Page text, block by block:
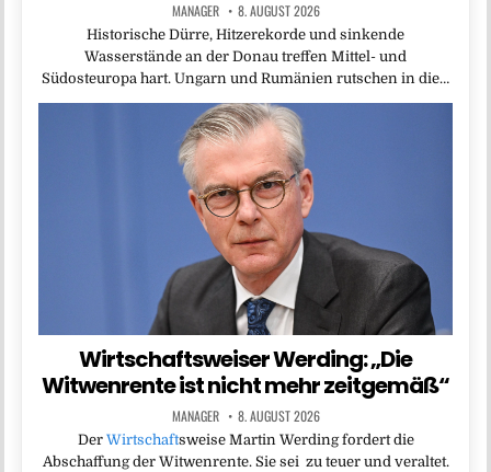
MANAGER 8. AUGUST 2026
Historische Dürre, Hitzerekorde und sinkende
Wasserstände an der Donau treffen Mittel- und
Südosteuropa hart. Ungarn und Rumänien rutschen in die…
Wirtschaftsweiser Werding: „Die
Witwenrente ist nicht mehr zeitgemäß“
MANAGER 8. AUGUST 2026
Der Wirtschaftsweise Martin Werding fordert die
Abschaffung der Witwenrente. Sie sei zu teuer und veraltet.